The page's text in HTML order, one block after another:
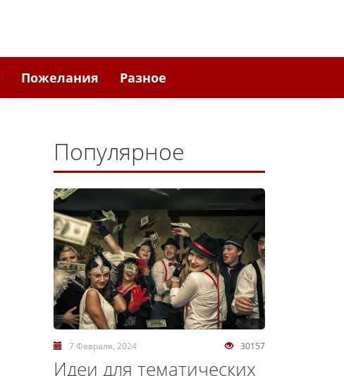
Пожелания Разное
Популярное
30157
7 Февраля, 2024
Идеи для тематических